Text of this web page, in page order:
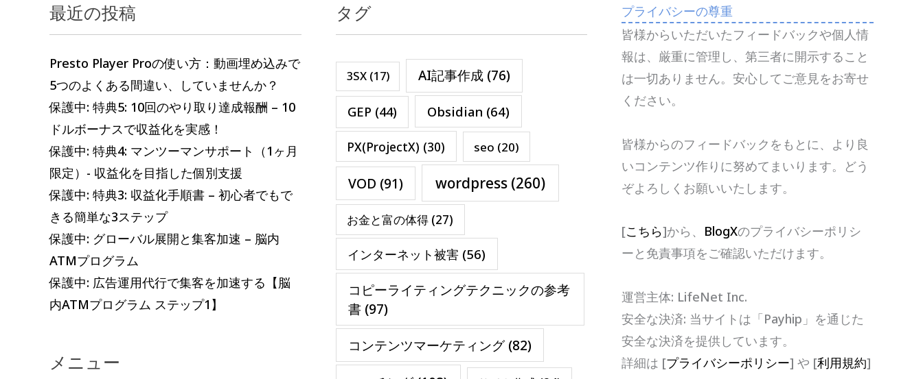
最近の投稿
Presto Player Proの使い方：動画埋め込みで
5つのよくある間違い、していませんか？
保護中: 特典5: 10回のやり取り達成報酬 – 10
ドルボーナスで収益化を実感！
保護中: 特典4: マンツーマンサポート（1ヶ月
限定）- 収益化を目指した個別支援
保護中: 特典3: 収益化手順書 – 初心者でもで
きる簡単な3ステップ
保護中: グローバル展開と集客加速 – 脳内
ATMプログラム
保護中: 広告運用代行で集客を加速する【脳
内ATMプログラム ステップ1】
メニュー
過
去
事
カ
テ
ー
タグ
3SX(17) AI記事作成 (76)
GEP (44) Obsidian (64)
PX(ProjectX) (30) seo (20)
VOD (91) wordpress(260)
お金と富の体得 (27)
インターネット被害 (56)
コピーライティングテクニックの参考
書 (97)
コンテンツマーケティング(82)
プライバシーの尊重
皆様からいただいたフィードバックや個人情
報は、厳重に管理し、第三者に開示すること
は一切ありません。安心してご意見をお寄せ
ください。
皆様からのフィードバックをもとに、より良
いコンテンツ作りに努めてまいります。どう
ぞよろしくお願いいたします。
[こちら]から、 BlogXのプライバシーポリシ
ーと免責事項をご確認いただけます。
運営主体: LifeNet Inc.
安全な決済: 当サイトは「Payhip」を通じた
安全な決済を提供しています。
詳細は [プライバシーポリシー] や [利用規約]